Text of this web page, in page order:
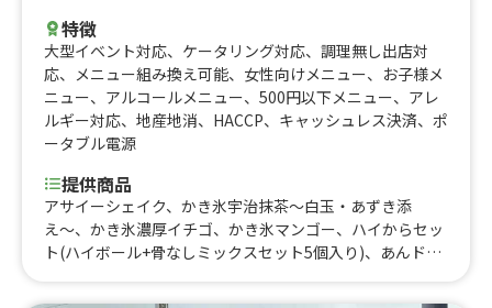
特徴
大型イベント対応、 ケータリング対応、 調理無し出店対
応、 メニュー組み換え可能、 女性向けメニュー、 お子様メ
ニュー、 アルコールメニュー、 500円以下メニュー、 アレ
ルギー対応、 地産地消、 HACCP、 キャッシュレス決済、 ポ
ータブル電源
提供商品
アサイーシェイク、かき氷宇治抹茶〜白玉・あずき添
え〜、かき氷濃厚イチゴ、かき氷マンゴー、ハイからセッ
ト(ハイボール+骨なしミックスセット5個入り)、あんドー